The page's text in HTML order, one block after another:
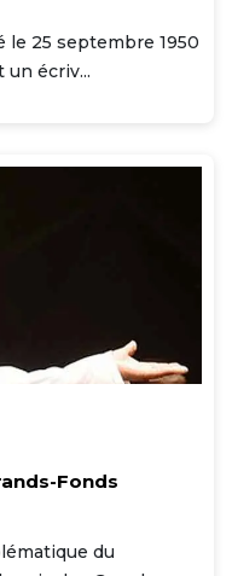
le 25 septembre 1950
un écriv...
Fonds
du